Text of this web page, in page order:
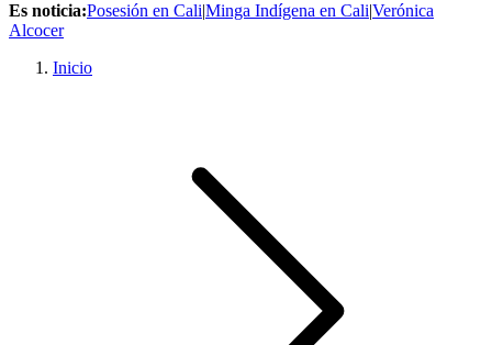
Es noticia:Posesión en Cali|Minga Indígena en Cali|Verónica
Alcocer
Inicio